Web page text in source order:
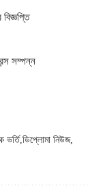
সম্পন্ন
ভর্তি ডিপ্লোমা নিউজ